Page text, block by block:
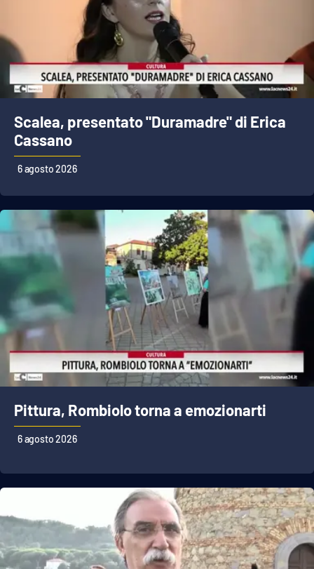
STREAMING
LaC TV
LaC OnAir
EDIZIONI
Catanzaro
Crotone
Vibo Valentia
Reggio Calabria
Cosenza
Lamezia Terme
Buona Sanità Calabria
LA
CALABRIAVISIONE
Scalea, presentato "Duramadre" di Erica
Cassano
6 agosto 2026
Pittura, Rombiolo torna a emozionarti
6 agosto 2026